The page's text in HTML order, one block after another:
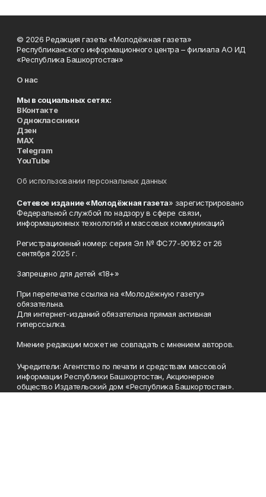
© 2026 Редакция газеты «Молодёжная газета»
Республиканского информационного центра – филиала АО ИД
«Республика Башкортостан»
О нас
Мы в социальных сетях:
ВКонтакте
Одноклассники
Дзен
MAX
Telegram
YouTube
Об использовании персональных данных
Сетевое издание «Молодёжная газета» зарегистрировано
Федеральной службой по надзору в сфере связи,
информационных технологий и массовых коммуникаций
Регистрационный номер: серия Эл № ФС77-90162 от 26
сентября 2025 г.
Запрещено для детей «18+»
При перепечатке ссылка на «Молодёжную газету»
обязательна.
Для интернет-изданий обязательна прямая активная
гиперссылка.
Мнение редакции может не совпадать с мнением авторов.
Учредители: Агентство по печати и средствам массовой
информации Республики Башкортостан, Акционерное
общество Издательский дом «Республика Башкортостан».